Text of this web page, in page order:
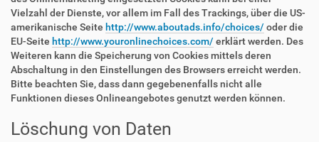
Vielzahl der Dienste, vor allem im Fall des Trackings, über die US-
amerikanische Seite http://www.aboutads.info/choices/ oder die
EU-Seite http://www.youronlinechoices.com/ erklärt werden. Des
Weiteren kann die Speicherung von Cookies mittels deren
Abschaltung in den Einstellungen des Browsers erreicht werden.
Bitte beachten Sie, dass dann gegebenenfalls nicht alle
Funktionen dieses Onlineangebotes genutzt werden können.
Löschung von Daten